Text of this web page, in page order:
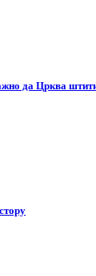
да Црква штити